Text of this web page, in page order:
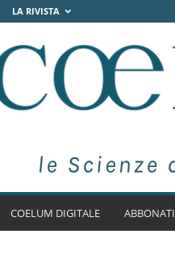
LA RIVISTA
COELUM DIGITALE ABBONATI